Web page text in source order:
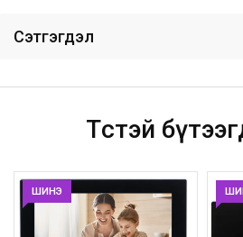
Сэтгэгдэл
Төстэй
ШИНЭ